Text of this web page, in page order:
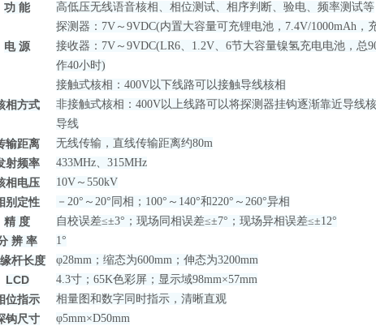
功 能 高低压无线语音核相、相位测试、相序判断、验电、频率测试等
电 源
探测器：7V～9VDC(内置大容量可充锂电池 ，7.4V/1000mAh，
接收器：7V～9VDC(LR6、1.2V、6节大容量镍氢充电电池 ，总
作40小时)
相方式
接触式核相：400V以下线路可以接触导线核相
非接触式核相：400V以上线路可以将探测器挂钩逐渐靠近导线
导线
输距离 无线传输，直线传输距离约80m
射频率 433MHz、315MHz
相电压 10V ～550kV
别定性 －20° ～20° 同相；100° ～140°和220° ～260°异相
精 度 自校误差≤±3° ；现场同相误差≤±7° ；现场异相误差≤±12°
辨 率 1°
杆长度 φ28mm；缩态为600mm ；伸态为3200mm
LCD 4.3寸 ；65K色彩屏； 显示域98mm×57mm
位指示 相量图和数字同时指示，清晰直观
钩尺寸 φ5mm×D50mm